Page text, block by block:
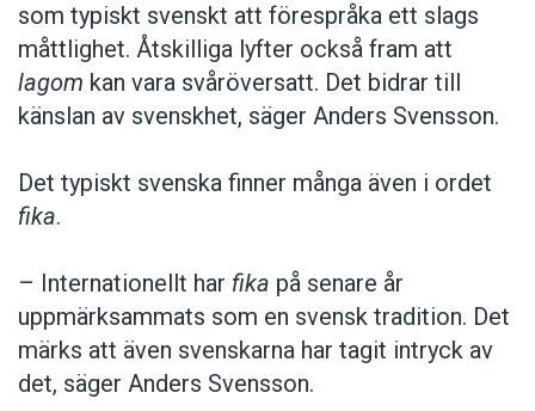
som typiskt svenskt att förespråka ett slags
måttlighet. Åtskilliga lyfter också fram att
lagom kan vara svåröversatt. Det bidrar till
känslan av svenskhet, säger Anders Svensson.
Det typiskt svenska finner många även i ordet
fika.
– Internationellt har fika på senare år
uppmärksammats som en svensk tradition. Det
märks att även svenskarna har tagit intryck av
det, säger Anders Svensson.